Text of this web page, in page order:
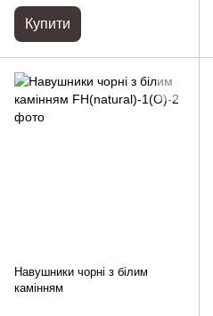
Купити
Навушники чорні з білим
камінням